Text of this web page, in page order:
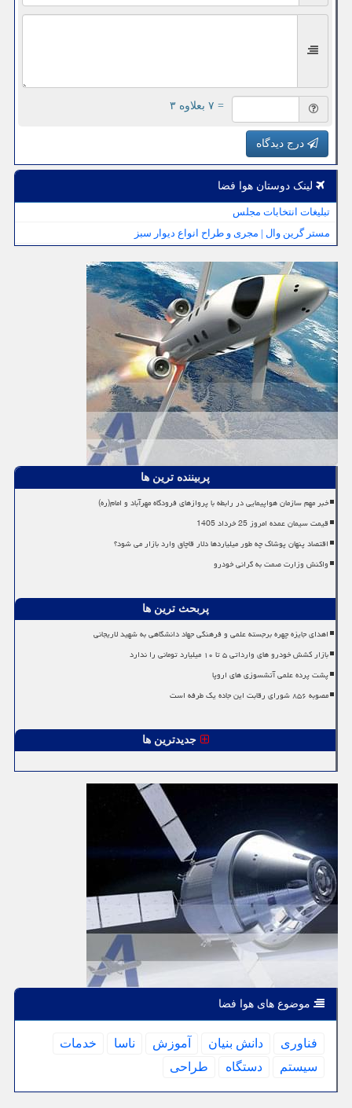
= ۷ بعلاوه ۳
درج دیدگاه
لینک دوستان هوا فضا
تبلیغات انتخابات مجلس
مستر گرین وال | مجری و طراح انواع دیوار سبز
پربیننده ترین ها
خبر مهم سازمان هواپیمایی در رابطه با پروازهای فرودگاه مهرآباد و امام(ره)
قیمت سیمان عمده امروز 25 خرداد 1405
اقتصاد پنهان پوشاک چه طور میلیاردها دلار قاچاق وارد بازار می شود؟
واکنش وزارت صمت به گرانی خودرو
پربحث ترین ها
اهدای جایزه چهره برجسته علمی و فرهنگی جهاد دانشگاهی به شهید لاریجانی
بازار کشش خودرو های وارداتی ۵ تا ۱۰ میلیارد تومانی را ندارد
پشت پرده علمی آتشسوزی های اروپا
مصوبه ۸۵۶ شورای رقابت این جاده یک طرفه است
جدیدترین ها
موضوع های هوا فضا
فناوری دانش بنیان آموزش ناسا
خدمات
سیستم
دستگاه طراحی